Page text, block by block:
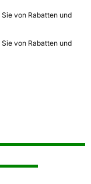
von Rabatten und
von Rabatten und